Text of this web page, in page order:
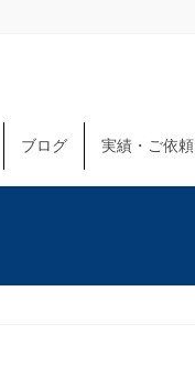
ブログ 実績・ご依頼